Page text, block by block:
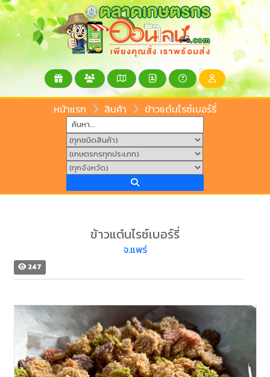
หน้าแรก สินค้า ข้าวแต๋นไรซ์เบอร์รี่
ข้าวแต๋นไรซ์เบอร์รี่
จ.แพร่
247